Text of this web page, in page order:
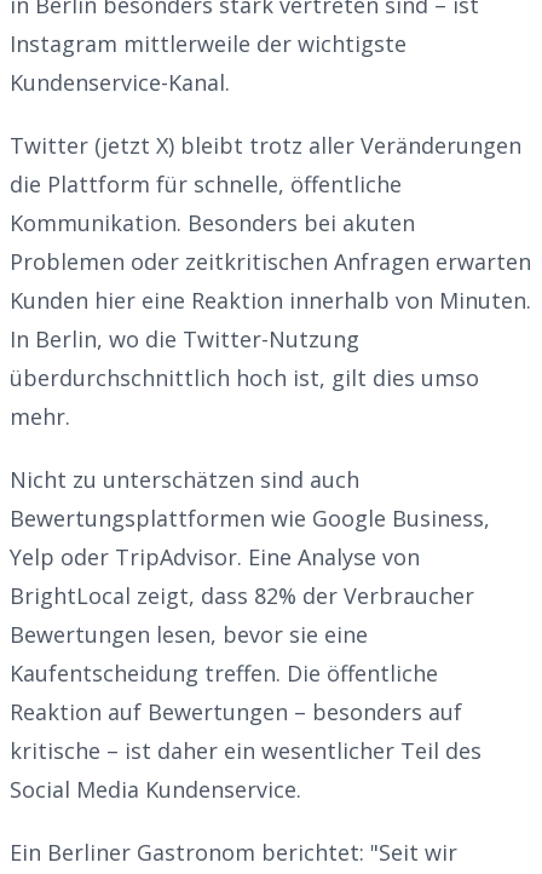
Instagram mittlerweile der wichtigste
Kundenservice-Kanal.
Twitter (jetzt X) bleibt trotz aller Veränderungen
die Plattform für schnelle, öffentliche
Kommunikation. Besonders bei akuten
Problemen oder zeitkritischen Anfragen erwarten
Kunden hier eine Reaktion innerhalb von Minuten.
In Berlin, wo die Twitter-Nutzung
überdurchschnittlich hoch ist, gilt dies umso
mehr.
Nicht zu unterschätzen sind auch
Bewertungsplattformen wie Google Business,
Yelp oder TripAdvisor. Eine Analyse von
BrightLocal zeigt, dass 82% der Verbraucher
Bewertungen lesen, bevor sie eine
Kaufentscheidung treffen. Die öffentliche
Reaktion auf Bewertungen – besonders auf
kritische – ist daher ein wesentlicher Teil des
Social Media Kundenservice.
Ein Berliner Gastronom berichtet: "Seit wir